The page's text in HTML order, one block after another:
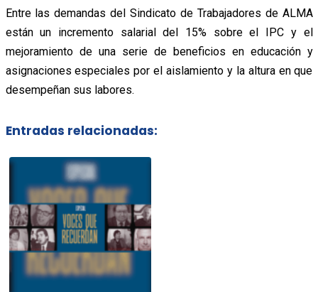
Entre las demandas del Sindicato de Trabajadores de ALMA
están un incremento salarial del 15% sobre el IPC y el
mejoramiento de una serie de beneficios en educación y
asignaciones especiales por el aislamiento y la altura en que
desempeñan sus labores.
Entradas relacionadas: